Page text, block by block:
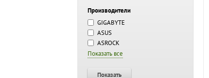
Производители
GIGABYTE
ASUS
ASROCK
Показать все
Показать